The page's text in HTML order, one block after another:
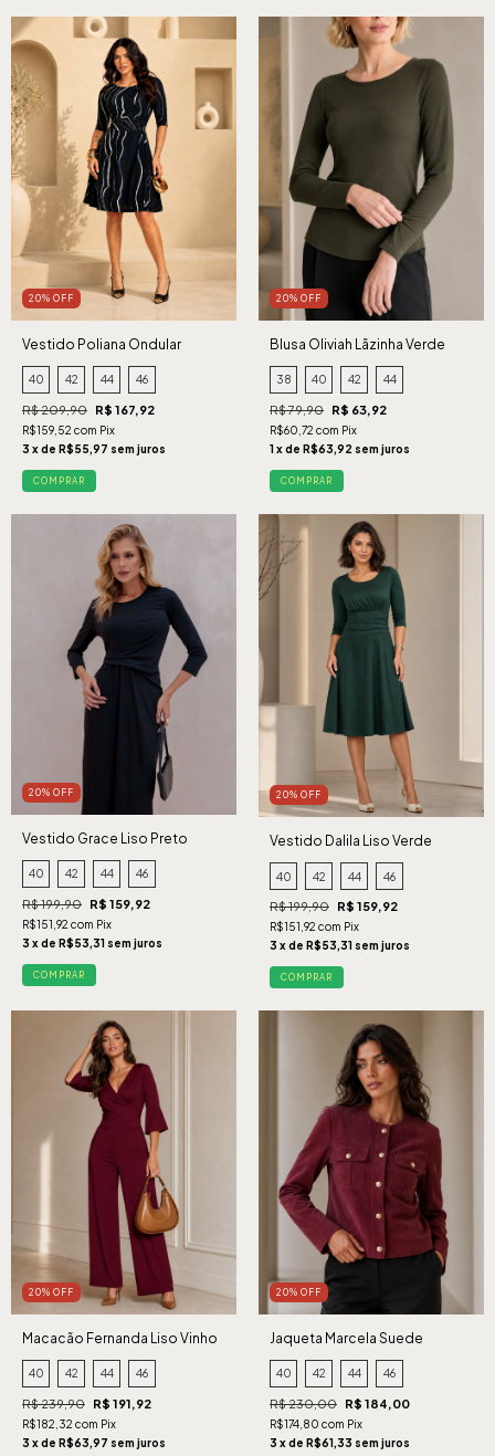
20% OFF
Vestido Poliana Ondular
Marinho
40 42 44 46
R$ 209,90 R$ 167,92
R$159,52 com Pix
3 x de R$55,97 sem juros
COMPRAR
20% OFF
Blusa Oliviah Lãzinha Verde
38 40 42 44
R$ 79,90 R$ 63,92
R$60,72 com Pix
1 x de R$63,92 sem juros
COMPRAR
20% OFF
Vestido Grace Liso Preto
40 42 44 46
R$ 199,90 R$ 159,92
R$151,92 com Pix
3 x de R$53,31 sem juros
COMPRAR
20% OFF
Vestido Dalila Liso Verde
40 42 44 46
R$ 199,90 R$ 159,92
R$151,92 com Pix
3 x de R$53,31 sem juros
COMPRAR
20% OFF
Macacão Fernanda Liso Vinho
40 42 44 46
R$ 239,90 R$ 191,92
R$182,32 com Pix
3 x de R$63,97 sem juros
20% OFF
Jaqueta Marcela Suede
Cabernet
40 42 44 46
R$ 230,00 R$ 184,00
R$174,80 com Pix
3 x de R$61,33 sem juros